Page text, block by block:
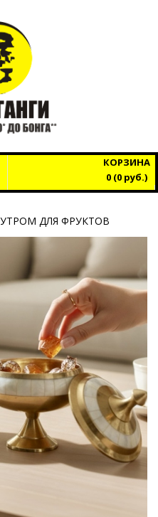
КОРЗИНА
0 (0 руб.)
ДЛЯ ФРУКТОВ